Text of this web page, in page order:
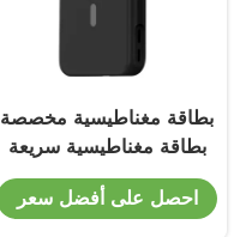
بطاقة مغناطيسية مخصصة
بطاقة مغناطيسية سريعة
الشحن
احصل على أفضل سعر